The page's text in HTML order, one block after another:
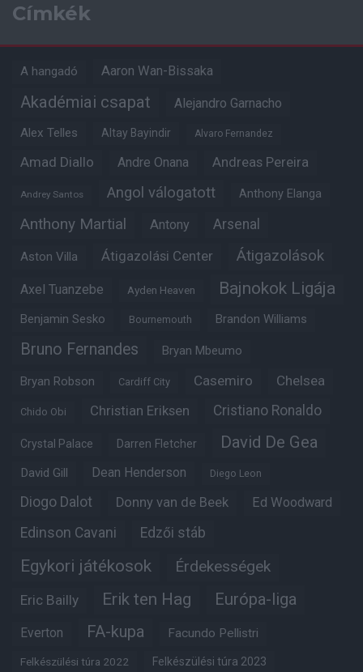
Címkék
A hangadó Aaron Wan-Bissaka
Akadémiai csapat Alejandro Garnacho
Alex Telles Altay Bayindir Alvaro Fernandez
Amad Diallo Andre Onana Andreas Pereira
Andrey Santos Angol válogatott Anthony Elanga
Anthony Martial Antony Arsenal
Aston Villa Átigazolási Center Átigazolások
Axel Tuanzebe Ayden Heaven Bajnokok Ligája
Benjamin Sesko Bournemouth Brandon Williams
Bruno Fernandes Bryan Mbeumo
Bryan Robson Cardiff City Casemiro Chelsea
Chido Obi Christian Eriksen Cristiano Ronaldo
Crystal Palace Darren Fletcher David De Gea
David Gill Dean Henderson Diego Leon
Diogo Dalot Donny van de Beek Ed Woodward
Edinson Cavani Edzői stáb
Egykori játékosok Érdekességek
Eric Bailly Erik ten Hag Európa-liga
Everton FA-kupa Facundo Pellistri
Felkészülési túra 2022 Felkészülési túra 2023